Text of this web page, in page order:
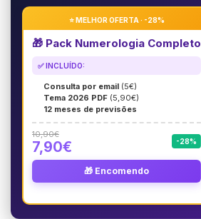
⭐ MELHOR OFERTA · -28%
🎁 Pack Numerologia Completo
✅ INCLUÍDO:
Consulta por email (5€)
Tema 2026 PDF (5,90€)
12 meses de previsões
10,90€
7,90€ -28%
🎁 Encomendo